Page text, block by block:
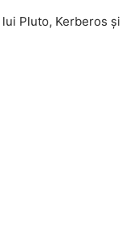
Pluto, Kerberos și